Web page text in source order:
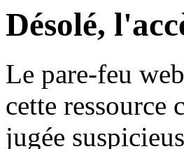
Désolé,
Le pare-feu
cette ressource
jugée